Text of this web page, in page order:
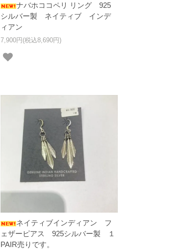
ナバホココペリ リング 925
シルバー製 ネイティブ インデ
ィアン
7,900円(税込8,690円)
ネイティブインディアン フ
ェザーピアス 925シルバー製 １
PAIR売りです。